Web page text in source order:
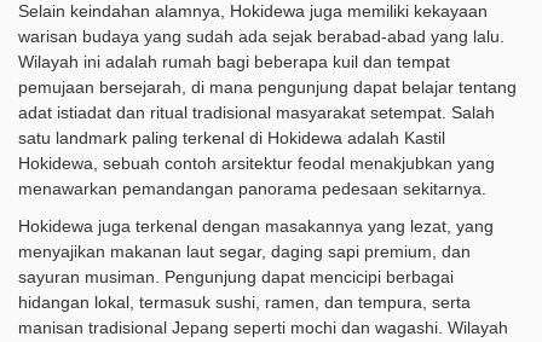
Selain keindahan alamnya, Hokidewa juga memiliki kekayaan
warisan budaya yang sudah ada sejak berabad-abad yang lalu.
Wilayah ini adalah rumah bagi beberapa kuil dan tempat
pemujaan bersejarah, di mana pengunjung dapat belajar tentang
adat istiadat dan ritual tradisional masyarakat setempat. Salah
satu landmark paling terkenal di Hokidewa adalah Kastil
Hokidewa, sebuah contoh arsitektur feodal menakjubkan yang
menawarkan pemandangan panorama pedesaan sekitarnya.
Hokidewa juga terkenal dengan masakannya yang lezat, yang
menyajikan makanan laut segar, daging sapi premium, dan
sayuran musiman. Pengunjung dapat mencicipi berbagai
hidangan lokal, termasuk sushi, ramen, dan tempura, serta
manisan tradisional Jepang seperti mochi dan wagashi. Wilayah